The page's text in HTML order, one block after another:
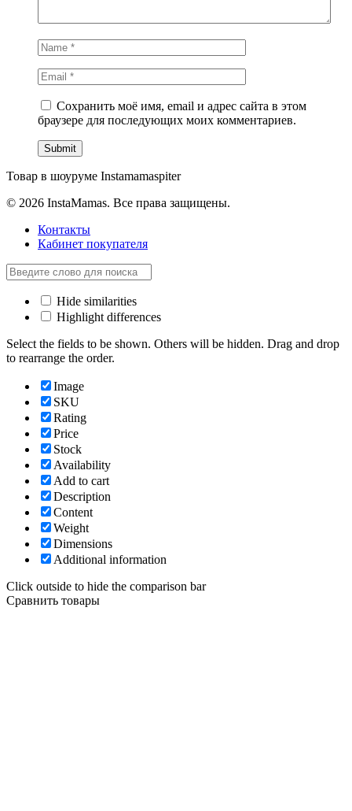
Remember Me
Нет учетной записи?
Регистрация
Сохранить моё имя, email и адрес сайта в этом
браузере для последующих моих комментариев.
Товар в шоуруме Instamamaspiter
© 2026 InstaMamas. Все права защищены.
Контакты
Кабинет покупателя
Hide similarities
Highlight differences
Select the fields to be shown. Others will be hidden. Drag and drop
to rearrange the order.
Image
SKU
Rating
Price
Stock
Availability
Add to cart
Description
Content
Weight
Dimensions
Additional information
Click outside to hide the comparison bar
Сравнить товары